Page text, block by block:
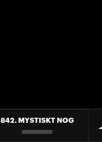
842. MYSTISKT NOG